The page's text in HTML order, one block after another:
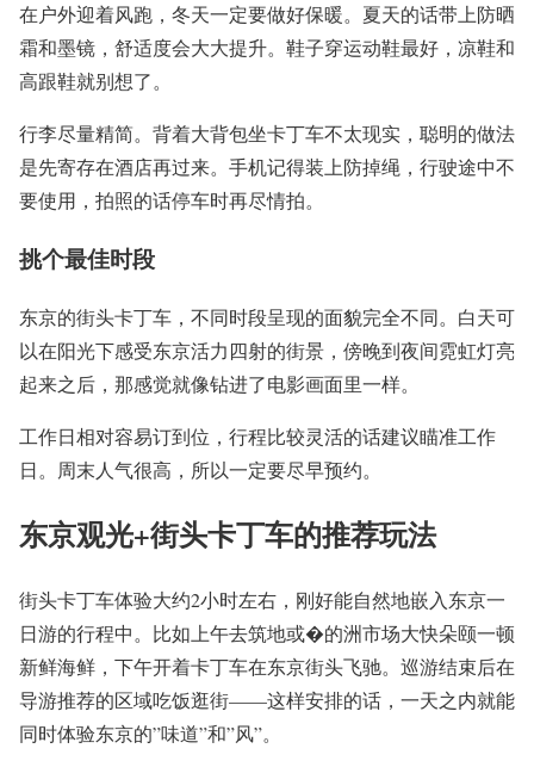
在户外迎着风跑，冬天一定要做好保暖。夏天的话带上防晒
霜和墨镜，舒适度会大大提升。鞋子穿运动鞋最好，凉鞋和
高跟鞋就别想了。
行李尽量精简。背着大背包坐卡丁车不太现实，聪明的做法
是先寄存在酒店再过来。手机记得装上防掉绳，行驶途中不
要使用，拍照的话停车时再尽情拍。
挑个最佳时段
东京的街头卡丁车，不同时段呈现的面貌完全不同。白天可
以在阳光下感受东京活力四射的街景，傍晚到夜间霓虹灯亮
起来之后，那感觉就像钻进了电影画面里一样。
工作日相对容易订到位，行程比较灵活的话建议瞄准工作
日。周末人气很高，所以一定要尽早预约。
东京观光+街头卡丁车的推荐玩法
街头卡丁车体验大约2小时左右，刚好能自然地嵌入东京一
日游的行程中。比如上午去筑地或�的洲市场大快朵颐一顿
新鲜海鲜，下午开着卡丁车在东京街头飞驰。巡游结束后在
导游推荐的区域吃饭逛街——这样安排的话，一天之内就能
同时体验东京的”味道”和”风”。